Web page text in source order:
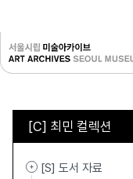
[C] 최민 컬렉션
[S] 도서 자료